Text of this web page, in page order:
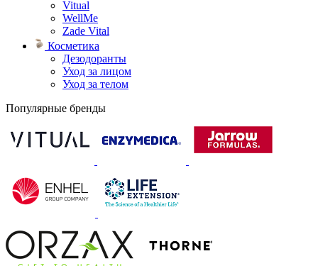
Vitual
WellMe
Zade Vital
Косметика
Дезодоранты
Уход за лицом
Уход за телом
Популярные бренды